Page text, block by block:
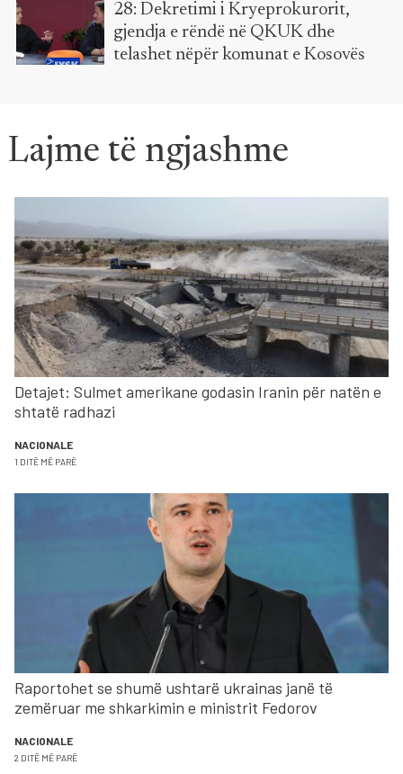
28: Dekretimi i Kryeprokurorit,
gjendja e rëndë në QKUK dhe
telashet nëpër komunat e Kosovës
Lajme të ngjashme
Detajet: Sulmet amerikane godasin Iranin për natën e
shtatë radhazi
NACIONALE
1 DITË MË PARË
Raportohet se shumë ushtarë ukrainas janë të
zemëruar me shkarkimin e ministrit Fedorov
NACIONALE
2 DITË MË PARË